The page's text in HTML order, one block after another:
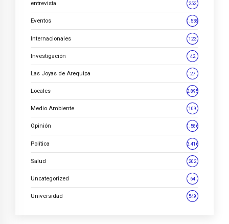
entrevista 252
Eventos 1.538
Internacionales 123
Investigación 42
Las Joyas de Arequipa 27
Locales 2.895
Medio Ambiente 109
Opinión 1.586
Política 3.416
Salud 202
Uncategorized 64
Universidad 549